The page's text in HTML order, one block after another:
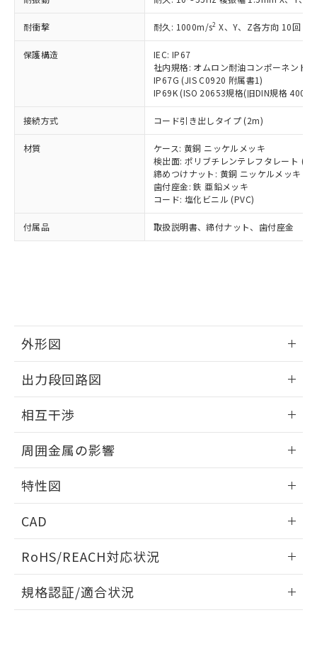
耐衝撃 耐久: 1000m/s2 X、Y、Z各方向 10回
保護構造
IEC: IP67
社内規格: オムロン耐油コンポーネント
IP67G (JIS C0920 附属書1)
IP69K (ISO 20653規格(旧DIN規格
接続方式 コード引き出しタイプ (2m)
材質
ケース: 黄銅 ニッケルメッキ
検出面: ポリブチレンテレフタレート
締めつけナット: 黄銅 ニッケルメッキ
歯付座金: 鉄 亜鉛メッキ
コード: 塩化ビニル (PVC)
付属品 取扱説明書、締付ナット、歯付座金
外形図
外形図
出力段回路図
出力段回路図
相互干渉
相互干渉
A: 200mm以上、B: 120mm以上
周囲金属の影響
周囲金属の影響
特性図
検出物体の大きさと材質による影響
CAD
ドすることができます。
ログイン/会員登録
RoHS/REACH対応状況
EU RoHS 注意事項・凡例
規格認証/適合状況
タに基づき作成されるものであり、閲
覧された時点での実際の在庫および標
準価格とは異なる場合があることをご
了承ください。
正式な納期状況および標準価格はお客
様のお取引先、またはお客様担当のオ
ムロン制御機器販売店・当社販売員に
ご相談ください。
オムロン制御機器販売店や当社販売拠
販売ネットワーク
」をご確認
在庫状況および標準価格結果を当社の
事前の承諾なく第三者に漏洩または開
示しないようお願いします。
マイパーツ機能（部品リスト作成サー
ビス）をご利用いただくには、I-Web
メンバーズにご登録されている必要が
※当社の共同利用者とは、"個人情報
の共同利用に関して"
用者の範囲」に記載されている法人を
鉛(Pb) 1000ppm以下、 水銀(Hg) 1000ppm以下、 カド
ミウム(Cd) 100ppm以下、
六価クロム(Cr(Ⅵ)) 1000ppm以下、ポリ臭化ビフェニル
類(PBB) 1000ppm以下、ポリ臭化ジフェニルエーテル類
(PBDE) 1000ppm以下、フタル酸ビス(2-エチルヘキシ
ル) (DEHP)(別名：DOP) 1000ppm以下、フタル酸ブチ
ルベンジル（BBP） 1000ppm以下、フタル酸ジブチル
（DBP） 1000ppm以下、フタル酸ジイソブチル
但し、RoHS指令で産業用監視および制御機器に対する
適用除外項目は除く。
フタル酸エステル類の４物質については閾値を超える意
図的な使用がないことを確認しています。
部品在庫の切り替え状況などにより、予定
月が前後することがあります。
とができます。
EU RoHS指令（10物質）の非含有証明書
51物質の非含有証明書（当社基準）
※本証明書は発行日時点で非含有を証明す
ものではありません。
また、RoHS指令のフタル酸エステル類４
物質の対応では、対応完了までの期間は出
欄に対応日を記載しておりました。
既に当社にて対応品への在庫切替を完了
していることから、特段のことがない限
す。
*中国RoHS10物質の基準値 (GB/T26572)：
Pb(鉛) :1000ppm、 Hg(水銀) : 1000ppm、 Cd(カドミウ
Cr(Ⅵ)(六価クロム) : 1000ppm、 PBBs(ポリ臭化ビフェ
ニル類) : 1000ppm、 PBDEs(ポリ臭化ジフェニルエーテ
DBP(フタル酸ジブチル) : 1000ppm、 DIBP(フタル酸ジ
イソブチル) : 1000ppm、 BBP(フタル酸ブチルベンジ
DEHP(フタル酸ビス(2-エチルヘキシル)) : 1000ppm
※2 環境保護使用期限
「ｅ」：有害物質（10物質）のすべてが基
準値以下であることを示します。
「10」：通常の使用状況下において有害物
質が外部に漏えいし、環境に深刻な影響を
及ぼさない年数を意味します。
または国外への提供する場合は、日本
国政府の輸出許可(または役務取引許
可)を取得するなどの必要な手続きを
当社は規制貨物を破棄する場合は、完
全に破砕するなど、違法に輸出されな
いよう必要な手段を講じます。
当社は貴社製品を、核兵器、ミサイ
ル、化学兵器、生物兵器またはその他
武器並びにこれらの製造装置等に一切
使用いたしません。
当社は、貴社製品を第三者に販売する
場合は、上記1、2および3の内容を当
該第三者に通知します。また当社は、
販売先および販売に係わる関係者が違
法に輸出するおそれがある場合は、取
り引きをいたしません。
一定数以上の在庫あり
一定数には満たないが在庫あり
在庫なし(最新の在庫状況につ
いては、お客様のお取引先、ま
たはお客様担当のオムロン制御
機器販売店・当社販売員にご確
認ください)
受注生産機種、また在庫状況の
情報を公開していない機種